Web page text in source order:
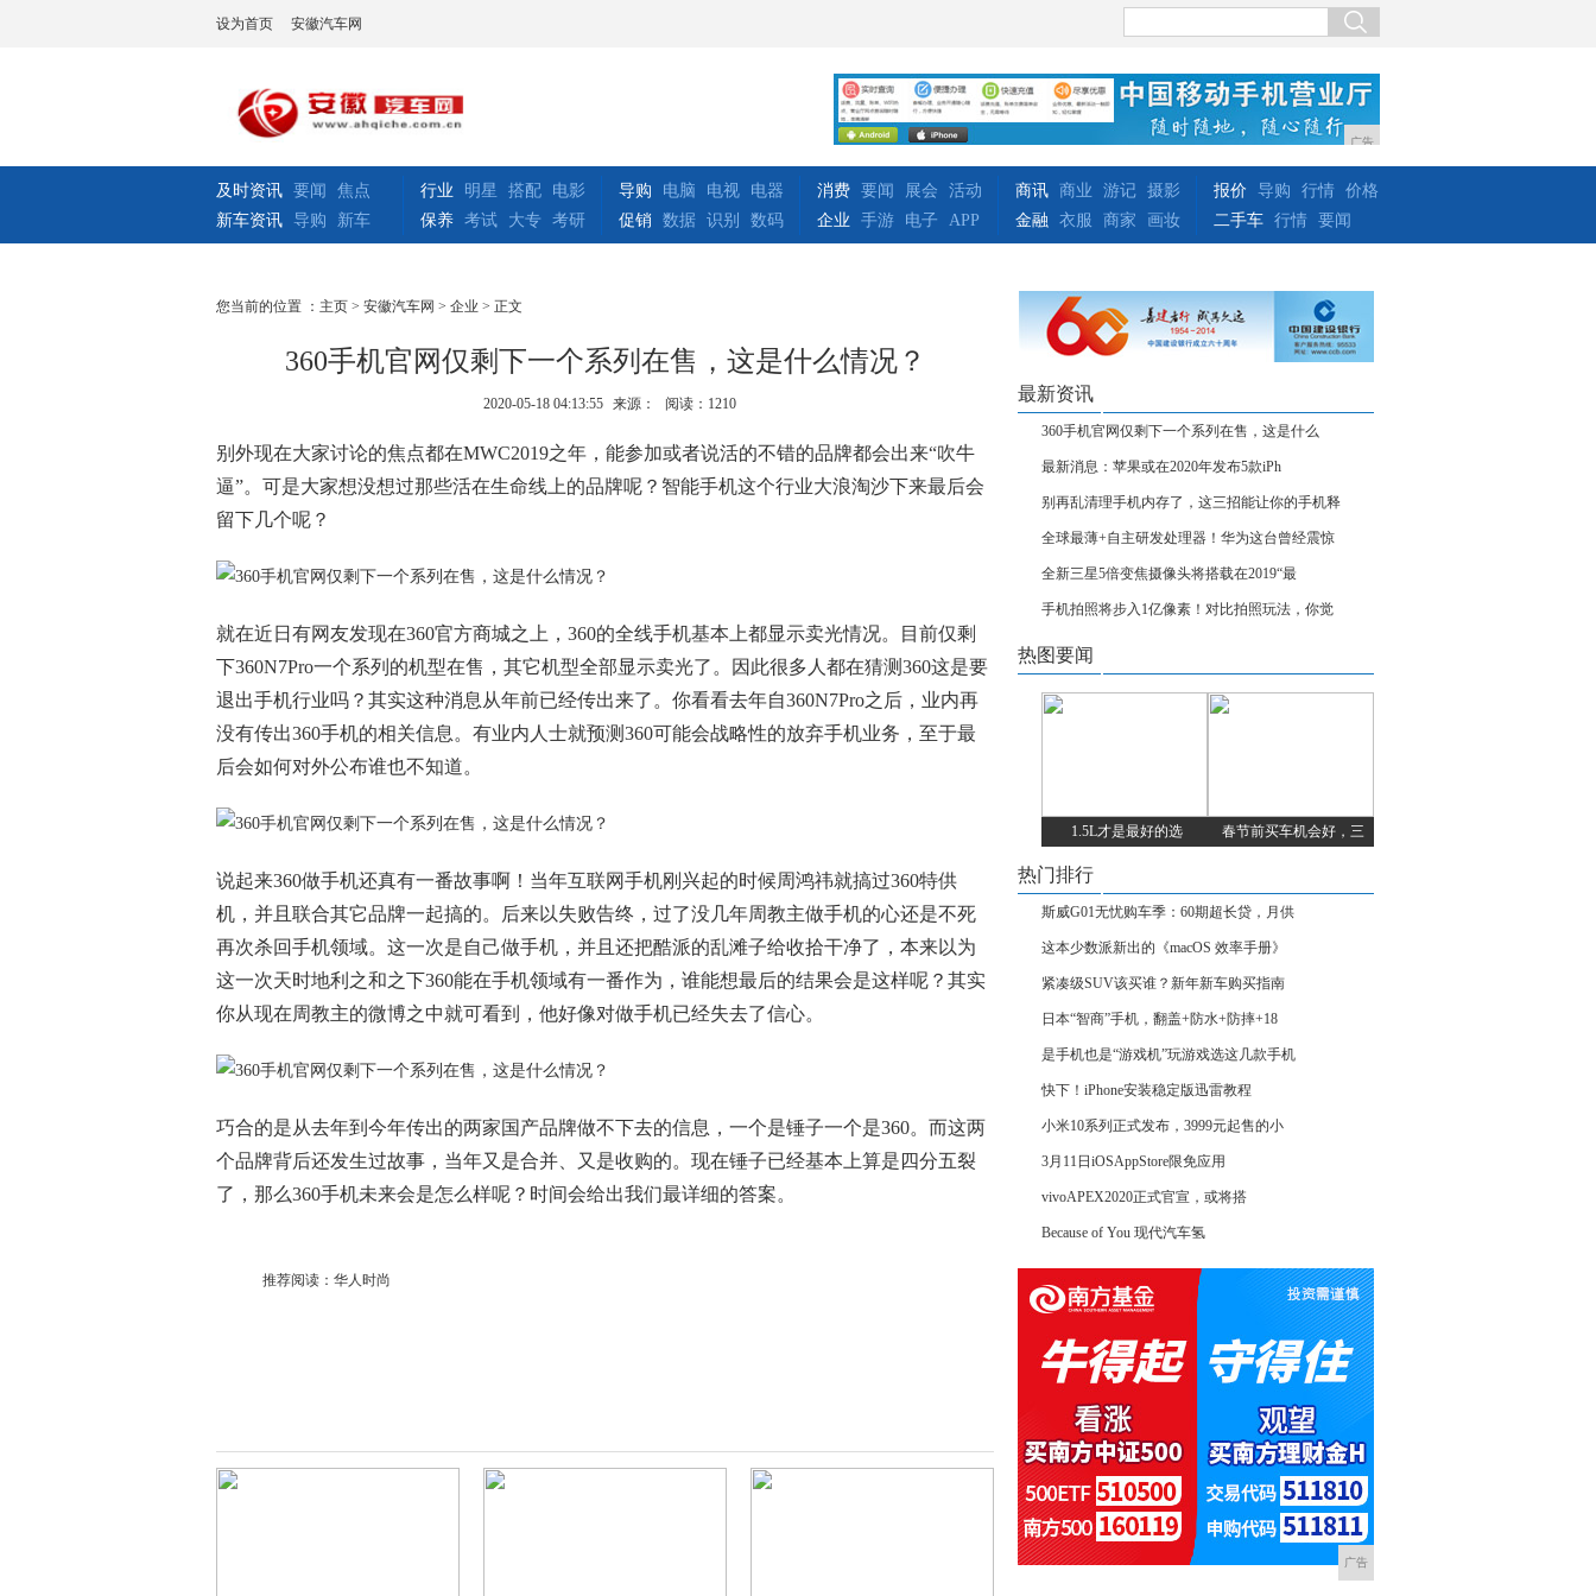
设为首页 安徽汽车网
广告
及时资讯 要闻
焦点
新车资讯 导购 新车
行业 明星 搭配
电影
保养 考试 大专 考研
导购 电脑 电视
电器
促销
数据 识别 数码
消费 要闻 展会
活动
企业
手游 电子 APP
商讯 商业 游记 摄影
金融
衣服 商家 画妆
报价 导购 行情 价格
二手车 行情 要闻
您当前的位置 ： 主页 > 安徽汽车网 > 企业 > 正文
360手机官网仅剩下一个系列在售，这是什么情况？
2020-05-18 04:13:55 来源： 阅读：1210
别外现在大家讨论的焦点都在MWC2019之年，能参加或者说活的不错的品牌都会出来“吹牛
逼”。可是大家想没想过那些活在生命线上的品牌呢？智能手机这个行业大浪淘沙下来最后会
留下几个呢？
就在近日有网友发现在360官方商城之上，360的全线手机基本上都显示卖光情况。目前仅剩
下360N7Pro一个系列的机型在售，其它机型全部显示卖光了。因此很多人都在猜测360这是要
退出手机行业吗？其实这种消息从年前已经传出来了。你看看去年自360N7Pro之后，业内再
没有传出360手机的相关信息。有业内人士就预测360可能会战略性的放弃手机业务，至于最
后会如何对外公布谁也不知道。
说起来360做手机还真有一番故事啊！当年互联网手机刚兴起的时候周鸿祎就搞过360特供
机，并且联合其它品牌一起搞的。后来以失败告终，过了没几年周教主做手机的心还是不死
再次杀回手机领域。这一次是自己做手机，并且还把酷派的乱滩子给收拾干净了，本来以为
这一次天时地利之和之下360能在手机领域有一番作为，谁能想最后的结果会是这样呢？其实
你从现在周教主的微博之中就可看到，他好像对做手机已经失去了信心。
巧合的是从去年到今年传出的两家国产品牌做不下去的信息，一个是锤子一个是360。而这两
个品牌背后还发生过故事，当年又是合并、又是收购的。现在锤子已经基本上算是四分五裂
了，那么360手机未来会是怎么样呢？时间会给出我们最详细的答案。
推荐阅读： 华人时尚
最新资讯
360手机官网仅剩下一个系列在售，这是什么
最新消息：苹果或在2020年发布5款iPh
别再乱清理手机内存了，这三招能让你的手机释
全球最薄+自主研发处理器！华为这台曾经震惊
全新三星5倍变焦摄像头将搭载在2019“最
手机拍照将步入1亿像素！对比拍照玩法，你觉
热图要闻
1.5L才是最好的选 春节前买车机会好，三
热门排行
斯威G01无忧购车季：60期超长贷，月供
这本少数派新出的《macOS 效率手册》
紧凑级SUV该买谁？新年新车购买指南
日本“智商”手机，翻盖+防水+防摔+18
是手机也是“游戏机”玩游戏选这几款手机
快下！iPhone安装稳定版迅雷教程
小米10系列正式发布，3999元起售的小
3月11日iOSAppStore限免应用
vivoAPEX2020正式官宣，或将搭
Because of You 现代汽车氢
广告